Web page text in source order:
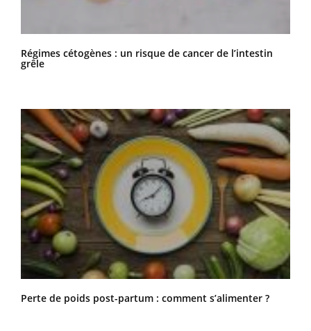
Régimes cétogènes : un risque de cancer de l’intestin
grêle
Perte de poids post-partum : comment s’alimenter ?